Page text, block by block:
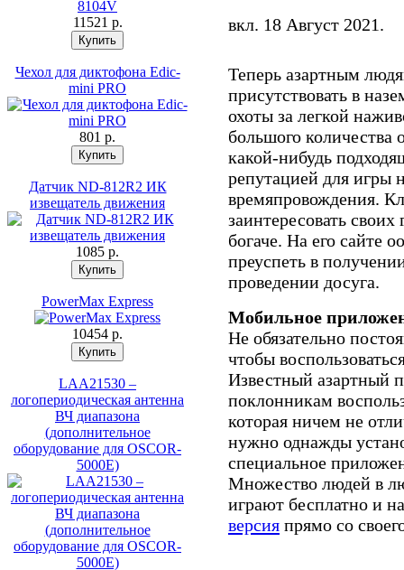
11521 p.
Чехол для диктофона Edic-
mini PRO
801 p.
Датчик ND-812R2 ИК
извещатель движения
1085 p.
PowerMax Express
10454 p.
LAA21530 –
логопериодическая антенна
ВЧ диапазона
(дополнительное
оборудование для OSCOR-
5000E)
вкл. 18 Август 2021.
Теперь азартным
присутствовать в
охоты за легкой
большого
какой-нибудь
репутацией для игры
времяпровождения.
заинтересовать
богаче. На его сайте
преуспеть в
проведении досуга.
Мобильное
Не обязательно
чтобы
Известный азартный
поклонникам
которая ничем не
нужно однажды
специальное
Множество людей в
играют бесплатно и
версия прямо со